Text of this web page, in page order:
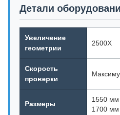
Детали
Увеличение
геометрии
2500X
Скорость
проверки
Размеры
1550
1700